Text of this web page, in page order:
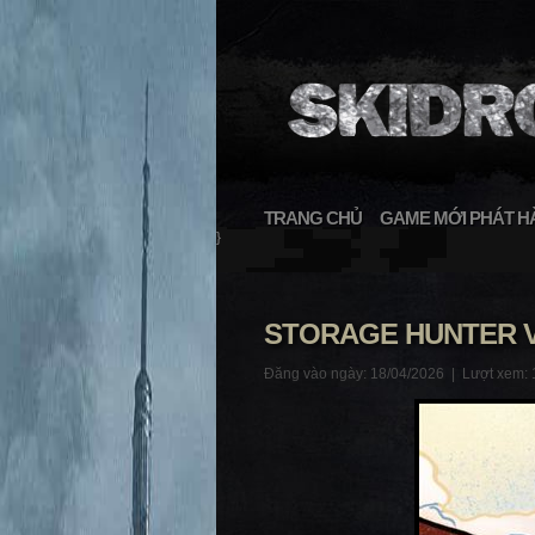
TRANG CHỦ GAME MỚI PHÁT
}
STORAGE HUNTER
Đăng vào ngày: 18/04/2026 | Lượt xem: